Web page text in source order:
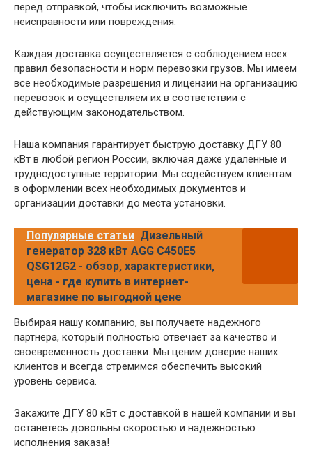
перед отправкой, чтобы исключить возможные
неисправности или повреждения.
Каждая доставка осуществляется с соблюдением всех
правил безопасности и норм перевозки грузов. Мы имеем
все необходимые разрешения и лицензии на организацию
перевозок и осуществляем их в соответствии с
действующим законодательством.
Наша компания гарантирует быструю доставку ДГУ 80
кВт в любой регион России, включая даже удаленные и
труднодоступные территории. Мы содействуем клиентам
в оформлении всех необходимых документов и
организации доставки до места установки.
Популярные статьи Дизельный
генератор 328 кВт AGG C450E5
QSG12G2 - обзор, характеристики,
цена - где купить в интернет-
магазине по выгодной цене
Выбирая нашу компанию, вы получаете надежного
партнера, который полностью отвечает за качество и
своевременность доставки. Мы ценим доверие наших
клиентов и всегда стремимся обеспечить высокий
уровень сервиса.
Закажите ДГУ 80 кВт с доставкой в нашей компании и вы
останетесь довольны скоростью и надежностью
исполнения заказа!